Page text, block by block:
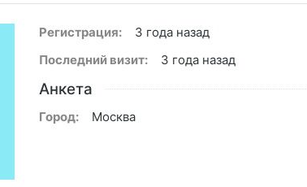
Регистрация:
3 года назад
Последний визит:
3 года назад
Анкета
Город: Москва